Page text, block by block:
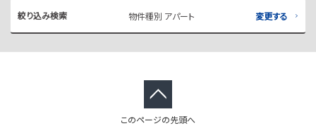
絞り込み検索 物件種別 アパート 変更する
このページの先頭へ